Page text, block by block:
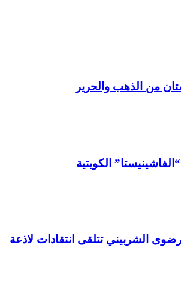
من الذهب والحرير
الكويتية
الشربيني تتلقى انتقادات لاذعة